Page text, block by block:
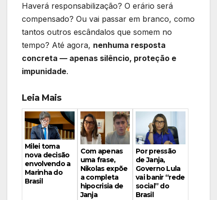
Haverá responsabilização? O erário será
compensado? Ou vai passar em branco, como
tantos outros escândalos que somem no
tempo? Até agora, nenhuma resposta
concreta — apenas silêncio, proteção e
impunidade.
Leia Mais
Milei toma
nova decisão
envolvendo a
Marinha do
Brasil
Com apenas
uma frase,
Nikolas expõe
a completa
hipocrisia de
Janja
Por pressão
de Janja,
Governo Lula
vai banir “rede
social” do
Brasil